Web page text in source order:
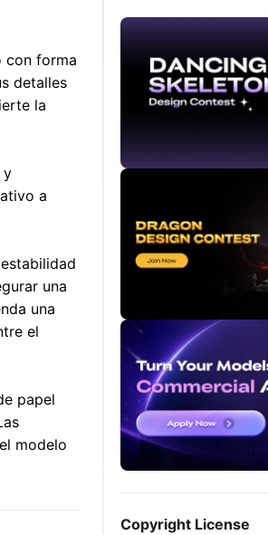
con forma
detalles
la
y
a
una
una
el
papel
modelo
Copyright License